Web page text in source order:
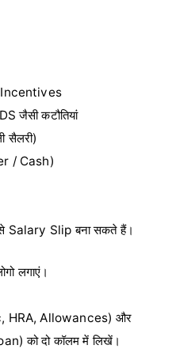
Incentives
जैसी कटौतियां
सैलरी)
/ Cash)
Salary Slip बना सकते हैं।
लगाएं।
HRA, Allowances) और
को दो कॉलम में लिखें।